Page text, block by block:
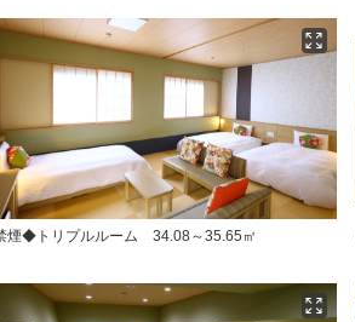
煙◆トリプルルーム 34.08～35.65㎡